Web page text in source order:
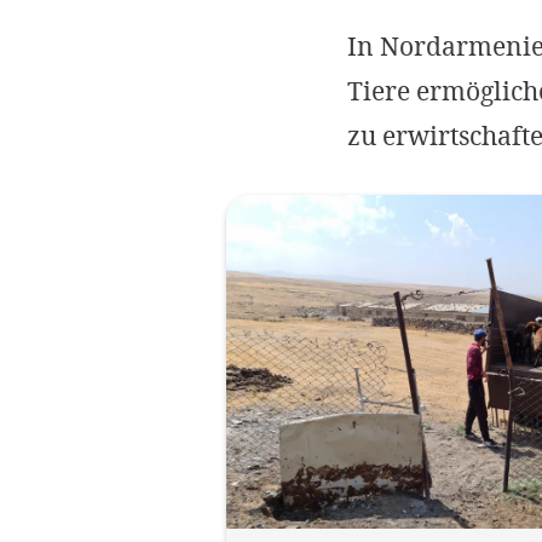
In
Tiere
zu